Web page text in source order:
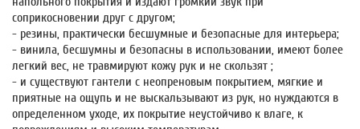
соприкосновении друг с другом;
- резины, практически бесшумные и безопасные для интерьера;
- винила, бесшумны и безопасны в использовании, имеют более
легкий вес, не травмируют кожу рук и не скользят ;
- и существуют гантели с неопреновым покрытием, мягкие и
приятные на ощупь и не выскальзывают из рук, но нуждаются в
определенном уходе, их покрытие неустойчиво к влаге, к